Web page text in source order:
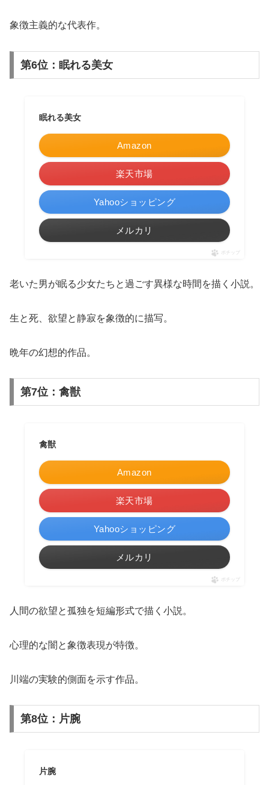
象徴主義的な代表作。
第6位：眠れる美女
眠れる美女
Amazon
楽天市場
Yahooショッピング
メルカリ
ポチップ
老いた男が眠る少女たちと過ごす異様な時間を描く小説。
生と死、欲望と静寂を象徴的に描写。
晩年の幻想的作品。
第7位：禽獣
禽獣
Amazon
楽天市場
Yahooショッピング
メルカリ
ポチップ
人間の欲望と孤独を短編形式で描く小説。
心理的な闇と象徴表現が特徴。
川端の実験的側面を示す作品。
第8位：片腕
片腕